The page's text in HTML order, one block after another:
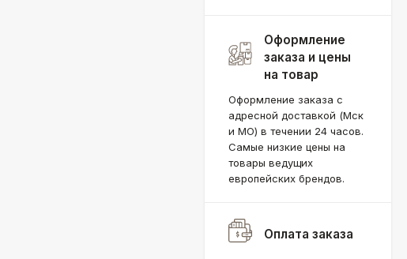
Оформление
заказа и цены
на товар
Оформление заказа с
адресной доставкой (Мск
и МО) в течении 24 часов.
Самые низкие цены на
товары ведущих
европейских брендов.
Оплата заказа